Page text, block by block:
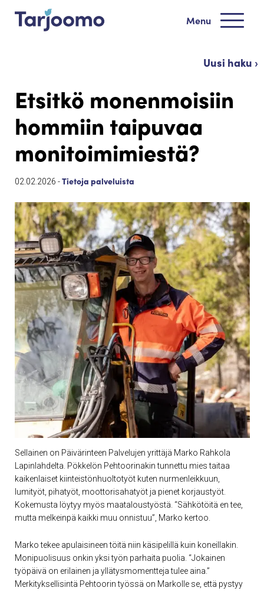
Siirry sisältöön
Menu
Uusi haku ›
Etsitkö monenmoisiin
hommiin taipuvaa
monitoimimiestä?
02.02.2026 -Tietoja palveluista
Sellainen on Päivärinteen Palvelujen yrittäjä Marko Rahkola
Lapinlahdelta. Pökkelön Pehtoorinakin tunnettu mies taitaa
kaikenlaiset kiinteistönhuoltotyöt kuten nurmenleikkuun,
lumityöt, pihatyöt, moottorisahatyöt ja pienet korjaustyöt.
Kokemusta löytyy myös maataloustyöstä. “Sähkötöitä en tee,
mutta melkeinpä kaikki muu onnistuu”, Marko kertoo.
Marko tekee apulaisineen töitä niin käsipelillä kuin koneillakin.
Monipuolisuus onkin yksi työn parhaita puolia. “Jokainen
työpäivä on erilainen ja yllätysmomentteja tulee aina.”
Merkityksellisintä Pehtoorin työssä on Markolle se, että pystyy